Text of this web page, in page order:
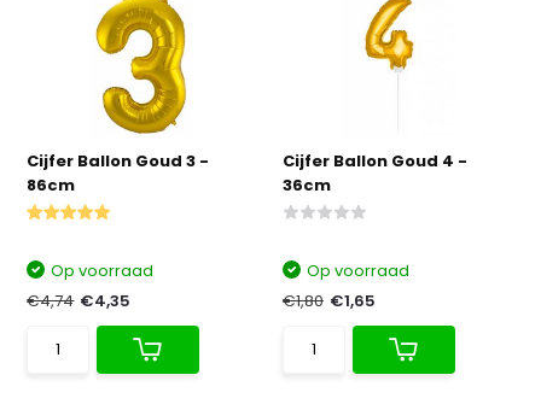
Cijfer Ballon Goud 3 -
86cm
Op voorraad
€4,74 €4,35
Cijfer Ballon Goud 4 -
36cm
Op voorraad
€1,80 €1,65